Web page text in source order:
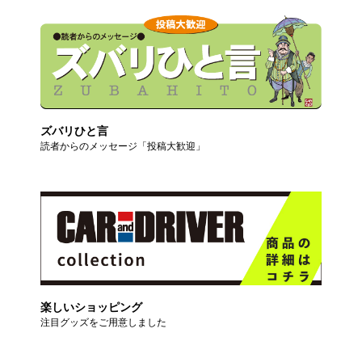
ズバリひと言
読者からのメッセージ「投稿大歓迎」
楽しいショッピング
注目グッズをご用意しました